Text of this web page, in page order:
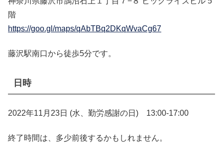
階
https://goo.gl/maps/qAbTBq2DKqWvaCg67
藤沢駅南口から徒歩5分です。
日時
2022年11月23日 (水、勤労感謝の日) 13:00-17:00
終了時間は、多少前後するかもしれません。